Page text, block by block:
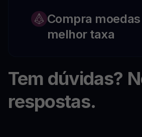
Compra
melhor taxa
Tem dúvidas?
respostas.